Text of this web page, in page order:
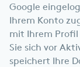
Google
Ihrem Konto
mit Ihrem Profil
Sie sich vor
speichert Ihre